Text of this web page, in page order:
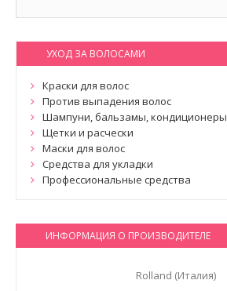
УХОД ЗА ВОЛОСАМИ
Краски для волос
Против выпадения волос
Шампуни, бальзамы, кондиционеры
Щетки и расчески
Маски для волос
Средства для укладки
Профессиональные средства
ИНФОРМАЦИЯ О ПРОИЗВОДИТЕЛЕ
Rolland (Италия)